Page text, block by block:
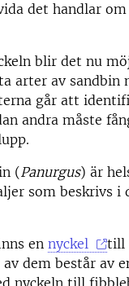
det handlar
blir det nu
arter av sandbin
går att
andra måste
(Panurgus) är
som beskrivs i
en nyckel
till
dem består av
nyckeln till